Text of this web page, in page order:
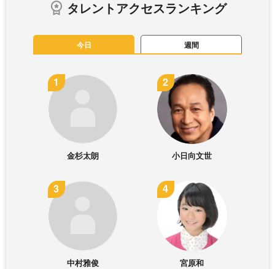
タレントアクセスランキング
今日 週間
金杉太朗 小日向文世
中村雅俊 宮原和